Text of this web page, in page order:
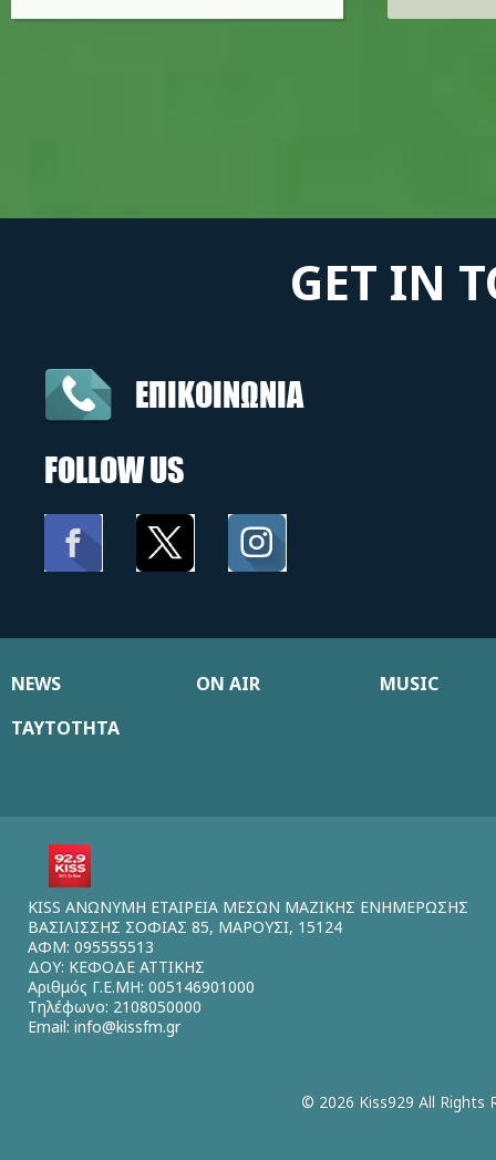
GET IN
ΕΠΙΚΟΙΝΩΝΙΑ
FOLLOW US
NEWS ON AIR
MUSIC
ΤΑΥΤΟΤΗΤΑ
KISS ΑΝΩΝΥΜΗ ΕΤΑΙΡΕΙΑ ΜΕΣΩΝ ΜΑΖΙΚΗΣ ΕΝΗΜΕΡΩΣΗΣ
ΒΑΣΙΛΙΣΣΗΣ ΣΟΦΙΑΣ 85, ΜΑΡΟΥΣΙ, 15124
ΑΦΜ: 095555513
ΔΟΥ: ΚΕΦΟΔΕ ΑΤΤΙΚΗΣ
Αριθμός Γ.Ε.ΜΗ: 005146901000
Τηλέφωνο: 2108050000
Email: info@kissfm.gr
© 2026 Kiss929 All Rights